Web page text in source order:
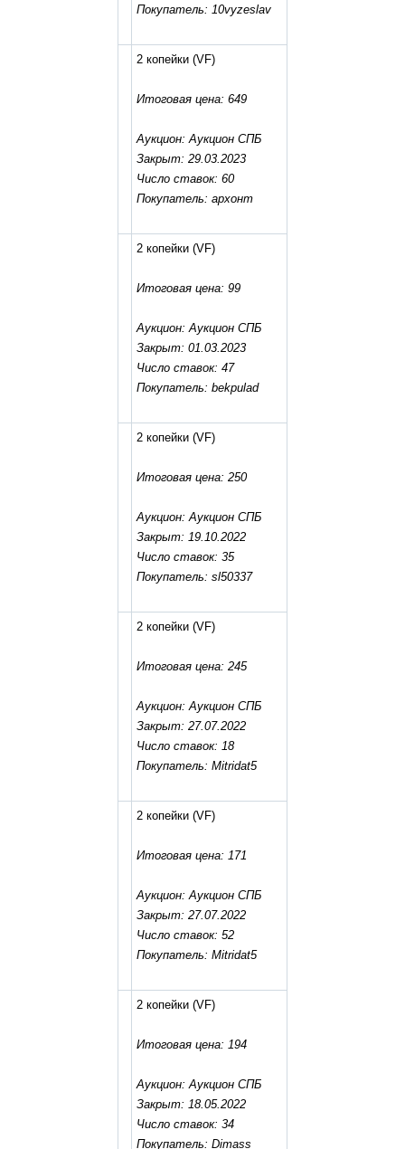
Покупатель: 10vyzeslav
2 копейки (VF)
Итоговая цена: 649
Аукцион: Аукцион СПБ
Закрыт: 29.03.2023
Число ставок: 60
Покупатель: архонт
2 копейки (VF)
Итоговая цена: 99
Аукцион: Аукцион СПБ
Закрыт: 01.03.2023
Число ставок: 47
Покупатель: bekpulad
2 копейки (VF)
Итоговая цена: 250
Аукцион: Аукцион СПБ
Закрыт: 19.10.2022
Число ставок: 35
Покупатель: sl50337
2 копейки (VF)
Итоговая цена: 245
Аукцион: Аукцион СПБ
Закрыт: 27.07.2022
Число ставок: 18
Покупатель: Mitridat5
2 копейки (VF)
Итоговая цена: 171
Аукцион: Аукцион СПБ
Закрыт: 27.07.2022
Число ставок: 52
Покупатель: Mitridat5
2 копейки (VF)
Итоговая цена: 194
Аукцион: Аукцион СПБ
Закрыт: 18.05.2022
Число ставок: 34
Покупатель: Dimass